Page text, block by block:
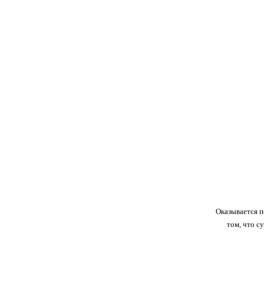
Оказывается
том, что